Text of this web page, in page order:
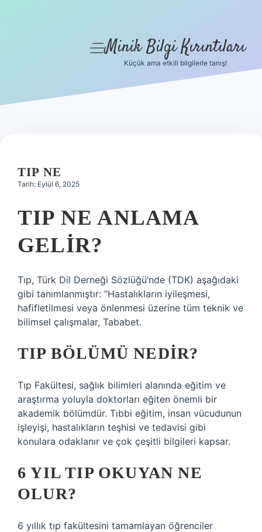
Hakkımızda
menüyü
Minik Bilgi Kırıntıları
Küçük ama etkili bilgilerle tanış!
TIP NE
Tarih: Eylül 6, 2025
TIP NE ANLAMA
GELIR?
Tıp, Türk Dil Derneği Sözlüğü’nde (TDK) aşağıdaki
gibi tanımlanmıştır: “Hastalıkların iyileşmesi,
hafifletilmesi veya önlenmesi üzerine tüm teknik ve
bilimsel çalışmalar, Tababet.
TIP BÖLÜMÜ NEDIR?
Tıp Fakültesi, sağlık bilimleri alanında eğitim ve
araştırma yoluyla doktorları eğiten önemli bir
akademik bölümdür. Tıbbi eğitim, insan vücudunun
işleyişi, hastalıkların teşhisi ve tedavisi gibi
konulara odaklanır ve çok çeşitli bilgileri kapsar.
6 YIL TIP OKUYAN NE
OLUR?
6 yıllık tıp fakültesini tamamlayan öğrenciler